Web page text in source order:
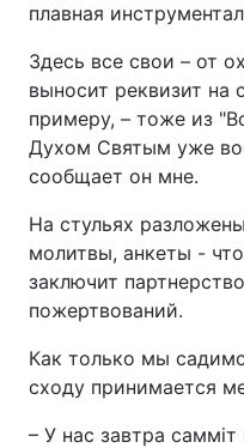
плавная
Здесь все свои – от
выносит реквизит на
примеру, – тоже из
Духом Святым уже
сообщает он мне.
На стульях
молитвы, анкеты -
заключит
пожертвований.
Как только мы
сходу принимается
– У нас завтра самміт